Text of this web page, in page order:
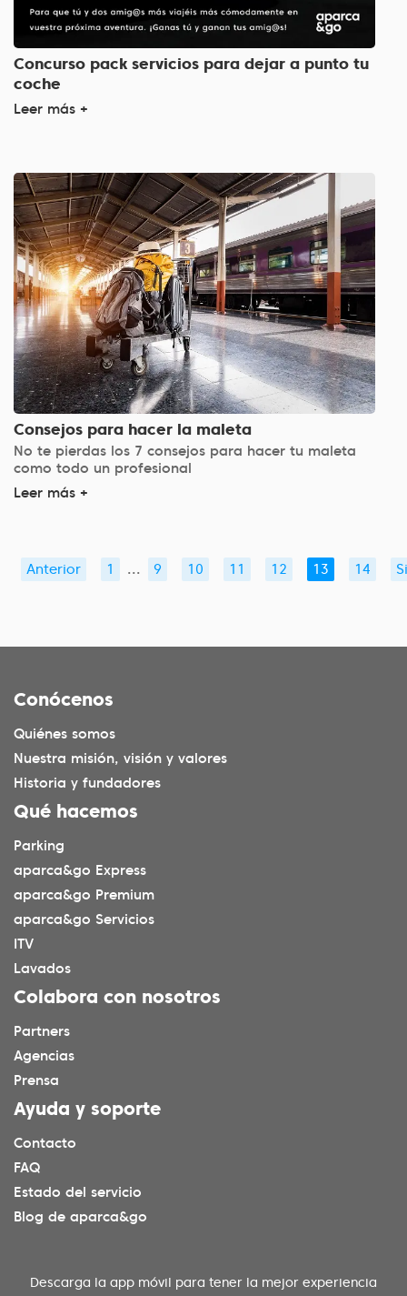
Concurso pack servicios para dejar a punto tu
coche
Leer más +
Consejos para hacer la maleta
No te pierdas los 7 consejos para hacer tu maleta
como todo un profesional
Leer más +
Anterior 1 ... 9 10 11 12 13 14
Conócenos
Quiénes somos
Nuestra misión, visión y valores
Historia y fundadores
Qué hacemos
Parking
aparca&go Express
aparca&go Premium
aparca&go Servicios
ITV
Lavados
Colabora con nosotros
Partners
Agencias
Prensa
Ayuda y soporte
Contacto
FAQ
Estado del servicio
Blog de aparca&go
Descarga la app móvil para tener la mejor experiencia